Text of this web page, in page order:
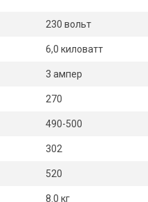
230 вольт
6,0 киловатт
3 ампер
270
490-500
302
520
8.0 кг